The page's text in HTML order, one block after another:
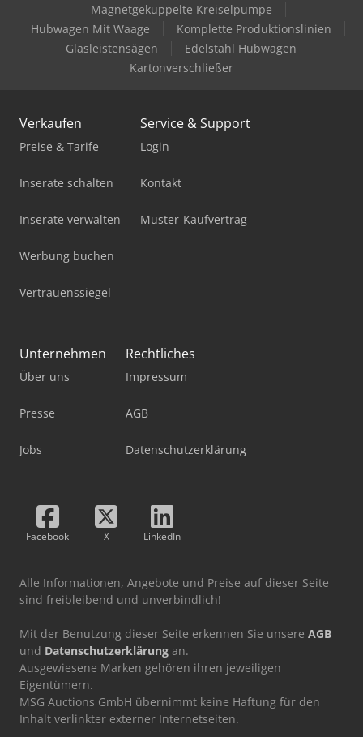
Magnetgekuppelte Kreiselpumpe
Hubwagen Mit Waage
Komplette Produktionslinien
Glasleistensägen
Edelstahl Hubwagen
Kartonverschließer
Verkaufen
Preise & Tarife
Inserate schalten
Inserate verwalten
Werbung buchen
Vertrauenssiegel
Service & Support
Login
Kontakt
Muster-Kaufvertrag
Unternehmen
Über uns
Presse
Jobs
Rechtliches
Impressum
AGB
Datenschutzerklärung
Facebook X LinkedIn
Alle Informationen, Angebote und Preise auf dieser Seite
sind freibleibend und unverbindlich!
Mit der Benutzung dieser Seite erkennen Sie unsere AGB
und Datenschutzerklärung an.
Ausgewiesene Marken gehören ihren jeweiligen
Eigentümern.
MSG Auctions GmbH übernimmt keine Haftung für den
Inhalt verlinkter externer Internetseiten.